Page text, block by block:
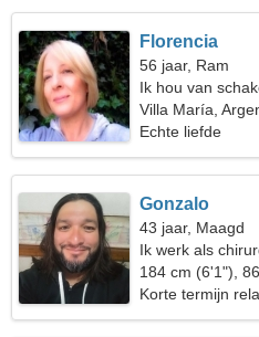
Florencia
56 jaar, Ram
Ik hou van
Villa María,
Echte liefde
Gonzalo
43 jaar, Maagd
Ik werk als
184 cm (6'1"),
Korte termijn